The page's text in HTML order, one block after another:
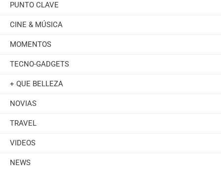
PUNTO CLAVE
CINE & MÚSICA
MOMENTOS
TECNO-GADGETS
+ QUE BELLEZA
NOVIAS
TRAVEL
VIDEOS
NEWS